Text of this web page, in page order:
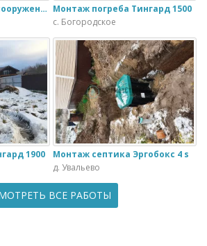
Монтаж очистного сооружения Тверь - 1.1ПН в загородном доме Монтаж погреба Тингард 1500
с. Богородское
1900
Монтаж септика Эргобокс 4 s
д. Увальево
ВСЕ РАБОТЫ